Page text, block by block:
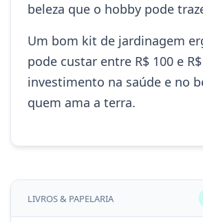
beleza que o hobby pode
Um bom kit de jardinagem
pode custar entre R$ 100 e
investimento na saúde e no
quem ama a terra.
LIVROS & PAPELARIA